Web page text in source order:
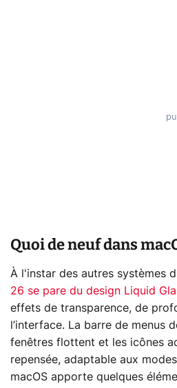
Quoi de neuf dans
À l'instar des autres systèmes
26 se pare du design Liquid
effets de transparence, de
l’interface. La barre de menus
fenêtres flottent et les icônes
repensée, adaptable aux
macOS apporte quelques